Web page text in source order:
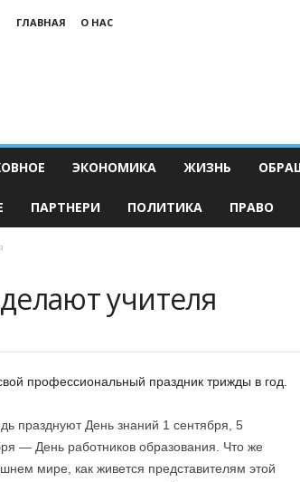
ГЛАВНАЯ
О НАС
ЭКОНОМИКА ЖИЗНЬ
ПАРТНЕРИ ПОЛИТИКА ПРАВО
учителя
профессиональный праздник трижды в год.
празднуют День знаний 1 сентября, 5
— День работников образования. Что же
мире, как живется представителям этой